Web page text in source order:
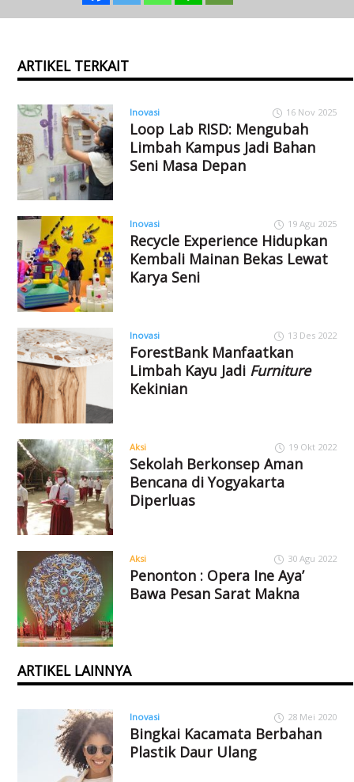
ARTIKEL TERKAIT
Inovasi 16 Nov 2025
Loop Lab RISD: Mengubah
Limbah Kampus Jadi Bahan
Seni Masa Depan
Inovasi 19 Agu 2025
Recycle Experience Hidupkan
Kembali Mainan Bekas Lewat
Karya Seni
Inovasi 13 Des 2022
ForestBank Manfaatkan
Limbah Kayu Jadi Furniture
Kekinian
Aksi 19 Okt 2022
Sekolah Berkonsep Aman
Bencana di Yogyakarta
Diperluas
Aksi 30 Agu 2022
Penonton : Opera Ine Aya’
Bawa Pesan Sarat Makna
ARTIKEL LAINNYA
Inovasi 28 Mei 2020
Bingkai Kacamata Berbahan
Plastik Daur Ulang